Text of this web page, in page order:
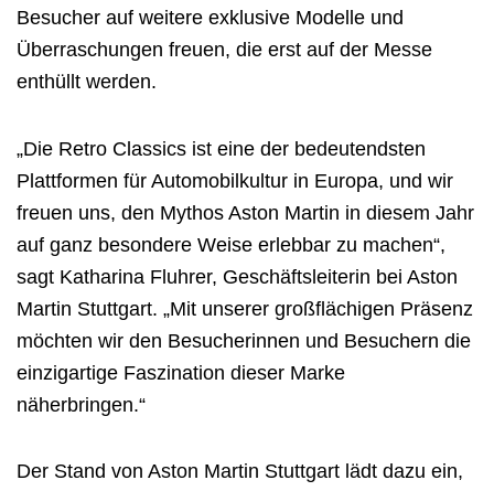
Besucher auf weitere exklusive Modelle und
Überraschungen freuen, die erst auf der Messe
enthüllt werden.
„Die Retro Classics ist eine der bedeutendsten
Plattformen für Automobilkultur in Europa, und wir
freuen uns, den Mythos Aston Martin in diesem Jahr
auf ganz besondere Weise erlebbar zu machen“,
sagt Katharina Fluhrer, Geschäftsleiterin bei Aston
Martin Stuttgart. „Mit unserer großflächigen Präsenz
möchten wir den Besucherinnen und Besuchern die
einzigartige Faszination dieser Marke
näherbringen.“
Der Stand von Aston Martin Stuttgart lädt dazu ein,